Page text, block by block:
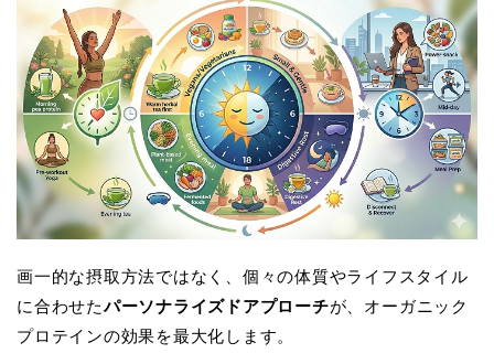
画一的な摂取方法ではなく、個々の体質やライフスタイル
に合わせたパーソナライズドアプローチが、オーガニック
プロテインの効果を最大化します。